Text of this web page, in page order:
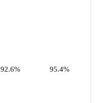
92.6% 95.4%